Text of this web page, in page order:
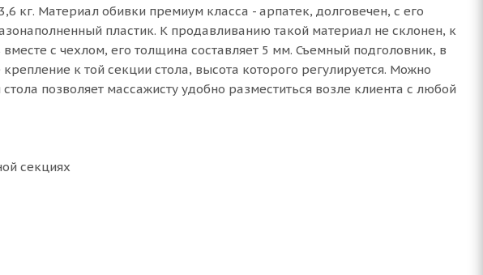
кг. Материал обивки премиум класса - арпатек, долговечен, с его
пластик. К продавливанию такой материал не склонен, к
с чехлом, его толщина составляет 5 мм. Съемный подголовник, в
к той секции стола, высота которого регулируется. Можно
позволяет массажисту удобно разместиться возле клиента с любой
секциях